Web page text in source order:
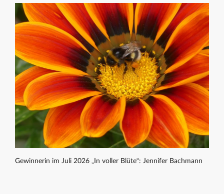
Gewinnerin im Juli 2026 „In voller Blüte“: Jennifer Bachmann